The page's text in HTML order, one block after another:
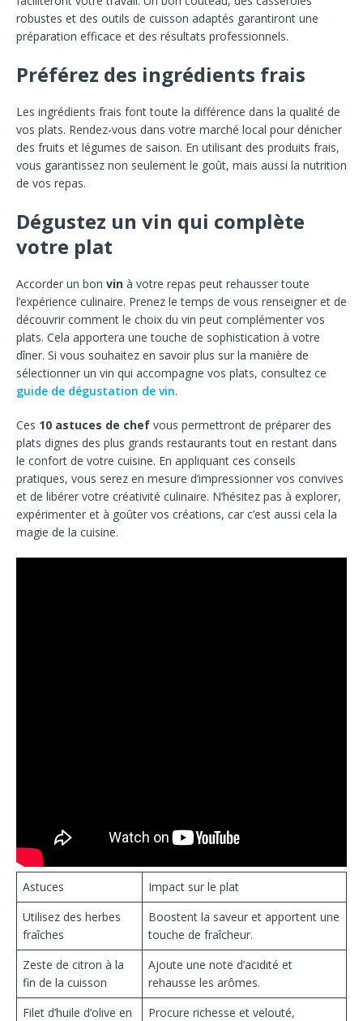
robustes et des outils de cuisson adaptés garantiront une
préparation efficace et des résultats professionnels.
Préférez des ingrédients frais
Les ingrédients frais font toute la différence dans la qualité de
vos plats. Rendez-vous dans votre marché local pour dénicher
des fruits et légumes de saison. En utilisant des produits frais,
vous garantissez non seulement le goût, mais aussi la nutrition
de vos repas.
Dégustez un vin qui complète
votre plat
Accorder un bon vin à votre repas peut rehausser toute
l’expérience culinaire. Prenez le temps de vous renseigner et de
découvrir comment le choix du vin peut complémenter vos
plats. Cela apportera une touche de sophistication à votre
dîner. Si vous souhaitez en savoir plus sur la manière de
sélectionner un vin qui accompagne vos plats, consultez ce
guide de dégustation de vin.
Ces 10 astuces de chef vous permettront de préparer des
plats dignes des plus grands restaurants tout en restant dans
le confort de votre cuisine. En appliquant ces conseils
pratiques, vous serez en mesure d’impressionner vos convives
et de libérer votre créativité culinaire. N’hésitez pas à explorer,
expérimenter et à goûter vos créations, car c’est aussi cela la
magie de la cuisine.
Astuces
Impact sur le plat
Utilisez des herbes
fraîches
Boostent la saveur et apportent une
touche de fraîcheur.
Zeste de citron à la
fin de la cuisson
Ajoute une note d’acidité et
rehausse les arômes.
Filet d’huile d’olive en
Procure richesse et velouté,